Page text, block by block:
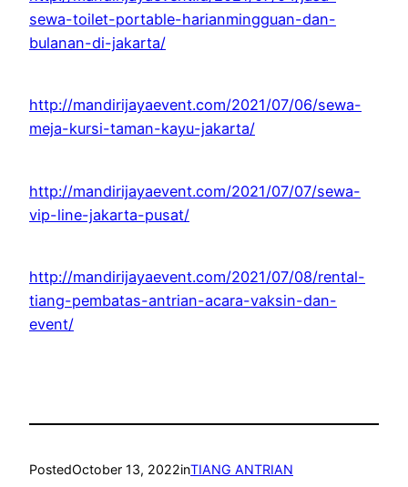
sewa-toilet-portable-harianmingguan-dan-
bulanan-di-jakarta/
http://mandirijayaevent.com/2021/07/06/sewa-
meja-kursi-taman-kayu-jakarta/
http://mandirijayaevent.com/2021/07/07/sewa-
vip-line-jakarta-pusat/
http://mandirijayaevent.com/2021/07/08/rental-
tiang-pembatas-antrian-acara-vaksin-dan-
event/
PostedOctober 13, 2022inTIANG ANTRIAN